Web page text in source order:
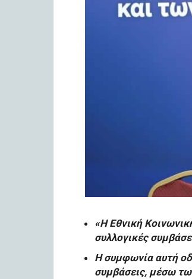
«Η Εθνική
συλλογικές
Η συμφωνία αυτή
συμβάσεις, μέσω